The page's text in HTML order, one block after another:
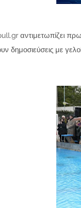
αντιμετωπίζει
δημοσιεύσεις με